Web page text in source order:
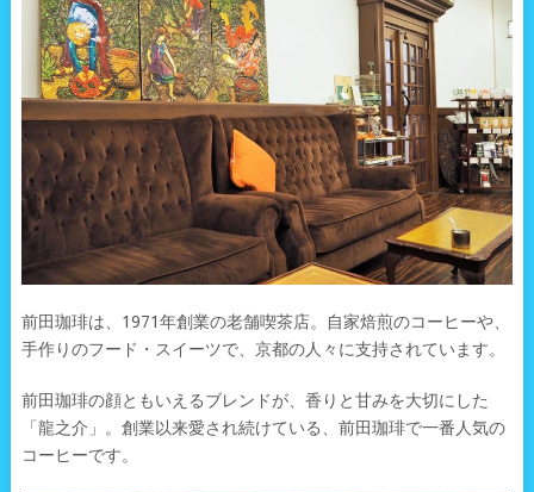
前田珈琲は、1971年創業の老舗喫茶店。自家焙煎のコーヒーや、
手作りのフード・スイーツで、京都の人々に支持されています。
前田珈琲の顔ともいえるブレンドが、香りと甘みを大切にした
「龍之介」。創業以来愛され続けている、前田珈琲で一番人気の
コーヒーです。